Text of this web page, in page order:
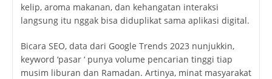
kelip, aroma makanan, dan kehangatan interaksi
langsung itu nggak bisa diduplikat sama aplikasi digital.
Bicara SEO, data dari Google Trends 2023 nunjukkin,
keyword ‘pasar ‘ punya volume pencarian tinggi tiap
musim liburan dan Ramadan. Artinya, minat masyarakat